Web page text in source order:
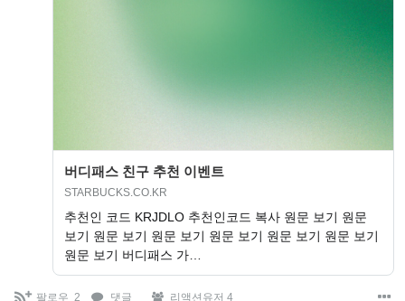
버디패스 친구 추천 이벤트
STARBUCKS.CO.KR
추천인 코드 KRJDLO 추천인코드 복사 원문 보기 원문
보기 원문 보기 원문 보기 원문 보기 원문 보기 원문 보기
원문 보기 버디패스 가…
팔로우 2 댓글 리액션유저 4